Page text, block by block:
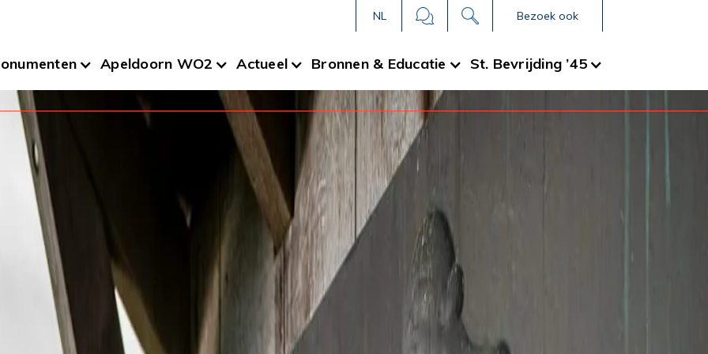
NL Bezoek ook
Apeldoorn WO2 Actueel Bronnen & Educatie St. Bevrijding ’45